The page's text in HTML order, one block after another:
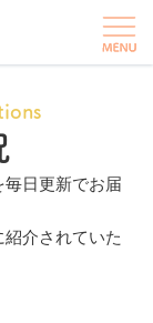
日更新でお届
紹介されていた